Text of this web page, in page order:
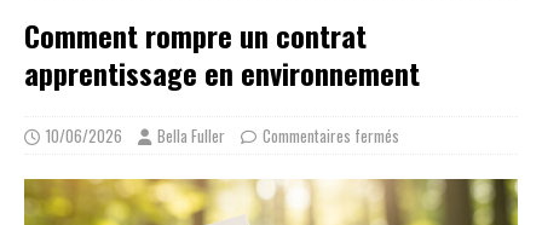
Comment rompre un contrat
apprentissage en environnement
10/06/2026 Bella Fuller Commentaires fermés